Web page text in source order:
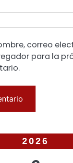
correo
para la
2026